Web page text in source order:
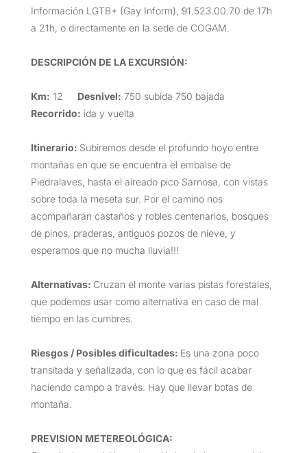
Información LGTB+ (Gay Inform), 91.523.00.70 de 17h
a 21h, o directamente en la sede de COGAM.
DESCRIPCIÓN DE LA EXCURSIÓN:
Km: 12 Desnivel: 750 subida 750 bajada
Recorrido: ida y vuelta
Itinerario: Subiremos desde el profundo hoyo entre
montañas en que se encuentra el embalse de
Piedralaves, hasta el aireado pico Sarnosa, con vistas
sobre toda la meseta sur. Por el camino nos
acompañarán castaños y robles centenarios, bosques
de pinos, praderas, antiguos pozos de nieve, y
esperamos que no mucha lluvia!!!
Alternativas: Cruzan el monte varias pistas forestales,
que podemos usar como alternativa en caso de mal
tiempo en las cumbres.
Riesgos / Posibles dificultades: Es una zona poco
transitada y señalizada, con lo que es fácil acabar
haciendo campo a través. Hay que llevar botas de
montaña.
PREVISION METEREOLÓGICA: